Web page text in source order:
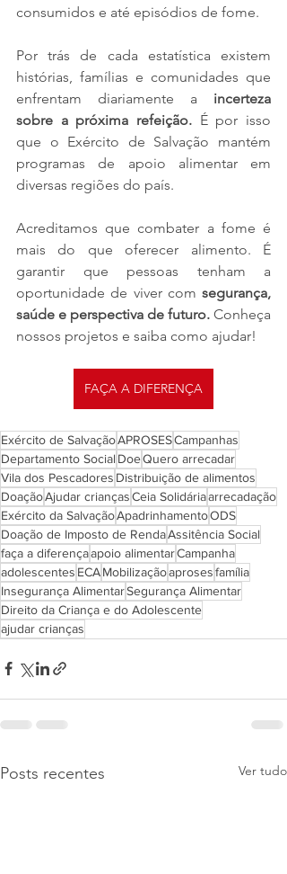
consumidos e até episódios de fome.
Por trás de cada estatística existem
histórias, famílias e comunidades que
enfrentam diariamente a incerteza
sobre a próxima refeição. É por isso
que o Exército de Salvação mantém
programas de apoio alimentar em
diversas regiões do país.
Acreditamos que combater a fome é
mais do que oferecer alimento. É
garantir que pessoas tenham a
oportunidade de viver com segurança,
saúde e perspectiva de futuro. Conheça
nossos projetos e saiba como ajudar!
FAÇA A DIFERENÇA
Exército de SalvaçãoAPROSESCampanhas
Departamento Social DoeQuero arrecadar
Vila dos Pescadores Distribuição de alimentos
DoaçãoAjudar criançasCeia Solidáriaarrecadação
Exército da SalvaçãoApadrinhamentoODS
Doação de Imposto de RendaAssitência Social
faça a diferençaapoio alimentarCampanha
adolescentes ECAMobilizaçãoaprosesfamília
Insegurança AlimentarSegurança Alimentar
Direito da Criança e do Adolescente
ajudar crianças
Posts recentes Ver tudo